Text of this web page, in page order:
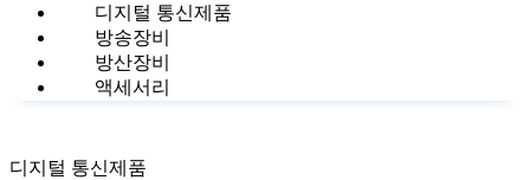
디지털 통신제품
방송장비
방산장비
액세서리
디지털 통신제품